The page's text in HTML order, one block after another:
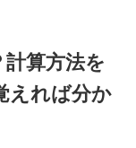
計算方法を
えれば分か